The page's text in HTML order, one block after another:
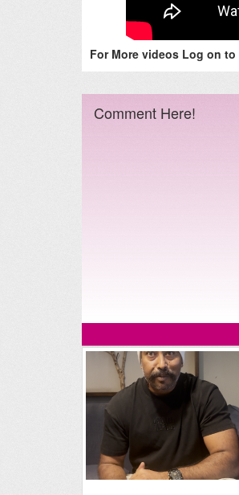
For More videos Log on to
Comment Here!